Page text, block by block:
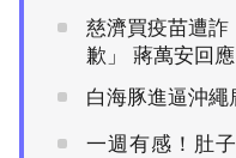
慈濟買疫苗遭詐
歉」 蔣萬安回
白海豚進逼沖
一週有感！肚